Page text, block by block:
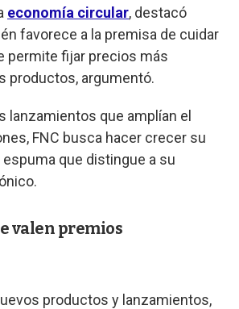
economía circular, destacó
favorece a la premisa de cuidar
permite fijar precios más
productos, argumentó.
lanzamientos que amplían el
FNC busca hacer crecer su
que distingue a su
valen premios
productos y lanzamientos,